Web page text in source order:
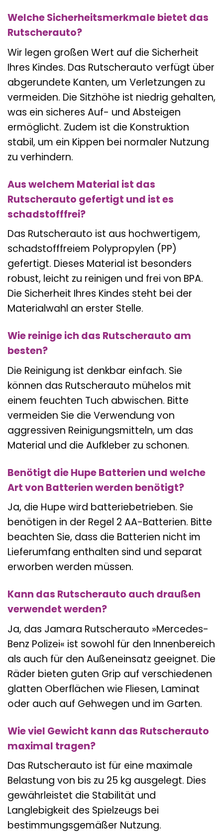
Welche Sicherheitsmerkmale bietet das
Rutscherauto?
Wir legen großen Wert auf die Sicherheit
Ihres Kindes. Das Rutscherauto verfügt über
abgerundete Kanten, um Verletzungen zu
vermeiden. Die Sitzhöhe ist niedrig gehalten,
was ein sicheres Auf- und Absteigen
ermöglicht. Zudem ist die Konstruktion
stabil, um ein Kippen bei normaler Nutzung
zu verhindern.
Aus welchem Material ist das
Rutscherauto gefertigt und ist es
schadstofffrei?
Das Rutscherauto ist aus hochwertigem,
schadstofffreiem Polypropylen (PP)
gefertigt. Dieses Material ist besonders
robust, leicht zu reinigen und frei von BPA.
Die Sicherheit Ihres Kindes steht bei der
Materialwahl an erster Stelle.
Wie reinige ich das Rutscherauto am
besten?
Die Reinigung ist denkbar einfach. Sie
können das Rutscherauto mühelos mit
einem feuchten Tuch abwischen. Bitte
vermeiden Sie die Verwendung von
aggressiven Reinigungsmitteln, um das
Material und die Aufkleber zu schonen.
Benötigt die Hupe Batterien und welche
Art von Batterien werden benötigt?
Ja, die Hupe wird batteriebetrieben. Sie
benötigen in der Regel 2 AA-Batterien. Bitte
beachten Sie, dass die Batterien nicht im
Lieferumfang enthalten sind und separat
erworben werden müssen.
Kann das Rutscherauto auch draußen
verwendet werden?
Ja, das Jamara Rutscherauto »Mercedes-
Benz Polizei« ist sowohl für den Innenbereich
als auch für den Außeneinsatz geeignet. Die
Räder bieten guten Grip auf verschiedenen
glatten Oberflächen wie Fliesen, Laminat
oder auch auf Gehwegen und im Garten.
Wie viel Gewicht kann das Rutscherauto
maximal tragen?
Das Rutscherauto ist für eine maximale
Belastung von bis zu 25 kg ausgelegt. Dies
gewährleistet die Stabilität und
Langlebigkeit des Spielzeugs bei
bestimmungsgemäßer Nutzung.